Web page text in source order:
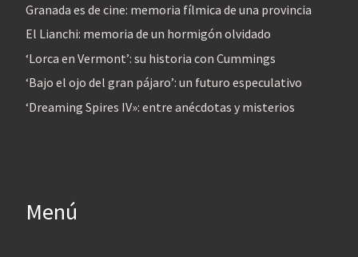
Granada es de cine: memoria fílmica de una provincia
El Lianchi: memoria de un hormigón olvidado
‘Lorca en Vermont’: su historia con Cummings
‘Bajo el ojo del gran pájaro’: un futuro especulativo
‘Dreaming Spires IV»: entre anécdotas y misterios
Menú